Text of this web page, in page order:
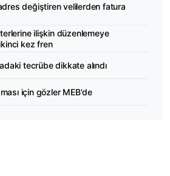
değiştiren velilerden fatura
ilişkin düzenlemeye
kez fren
tecrübe dikkate alındı
için gözler MEB'de